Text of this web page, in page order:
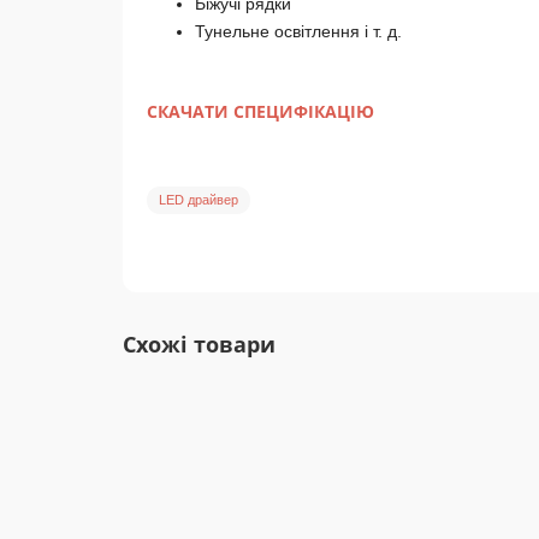
Тунельне освітлення і т. д.
СКАЧАТИ СПЕЦИФІКАЦІЮ
LED драйвер
Схожі товари